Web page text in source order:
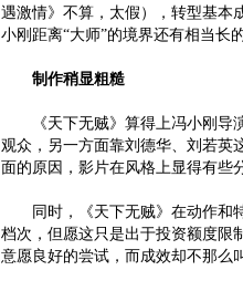
遇激情》不算，太假），转型基本
小刚距离“大师”的境界还有相当长
制作稍显粗糙
《天下无贼》算得上冯小刚导演
观众，另一方面靠刘德华、刘若英
面的原因，影片在风格上显得有些
同时，《天下无贼》在动作和特
档次，但愿这只是出于投资额度限
意愿良好的尝试，而成效却不那么